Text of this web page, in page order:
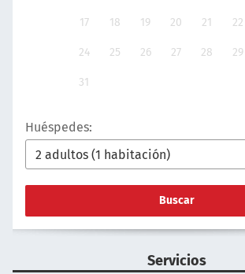
17 18 19 20 21 22
24 25 26 27 28 29
31
Huéspedes:
Buscar
Servicios